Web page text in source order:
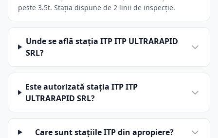
peste 3.5t. Stația dispune de 2 linii de inspecție.
Unde se află stația ITP ITP ULTRARAPID
SRL?
Este autorizată stația ITP ITP
ULTRARAPID SRL?
Care sunt stațiile ITP din apropiere?